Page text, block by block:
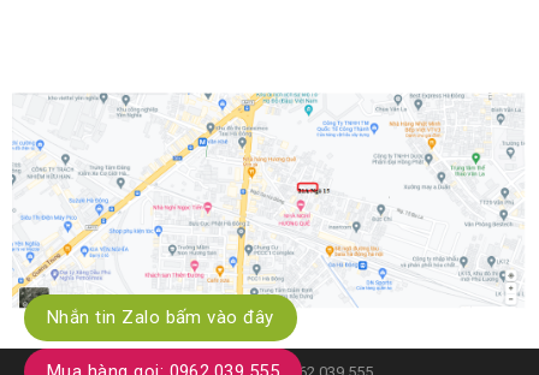
Nhắn tin Zalo bấm vào đây